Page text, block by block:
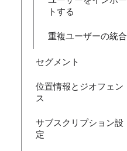
トする
重複ユーザーの統合
セグメント
位置情報とジオフェン
ス
サブスクリプション設
定